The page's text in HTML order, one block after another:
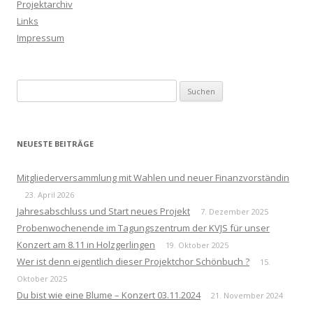
Projektarchiv
Links
Impressum
nach:
NEUESTE BEITRÄGE
Mitgliederversammlung mit Wahlen und neuer Finanzvorständin
23. April 2026
Jahresabschluss und Start neues Projekt 7. Dezember 2025
Probenwochenende im Tagungszentrum der KVJS für unser
Konzert am 8.11 in Holzgerlingen
19. Oktober 2025
Wer ist denn eigentlich dieser Projektchor Schönbuch ?
15.
Oktober 2025
Du bist wie eine Blume – Konzert 03.11.2024 21. November 2024